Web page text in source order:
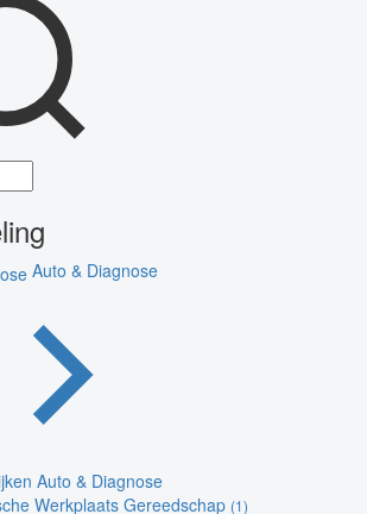
Auto & Diagnose
Auto & Diagnose
Werkplaats Gereedschap (1)